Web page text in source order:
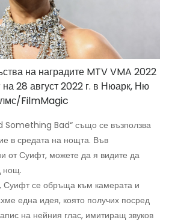
на наградите MTV VMA 2022
28 август 2022 г. в Нюарк, Ню
FilmMagic
Something Bad“ също се възползва
в средата на нощта. Във
от Суифт, можете да я видите да
нощ.
, Суифт се обръща към камерата и
една идея, която получих посред
на нейния глас, имитиращ звуков